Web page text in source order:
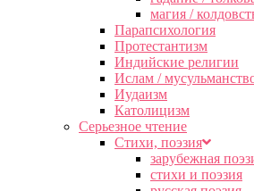
магия /
Парапсихология
Протестантизм
Индийские религии
Ислам /
Иудаизм
Католицизм
Серьезное чтение
Cтихи, поэзия
зарубежная
стихи и поэзия